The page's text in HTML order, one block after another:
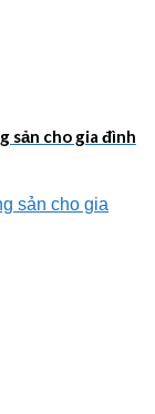
sản cho gia đình
sản cho gia